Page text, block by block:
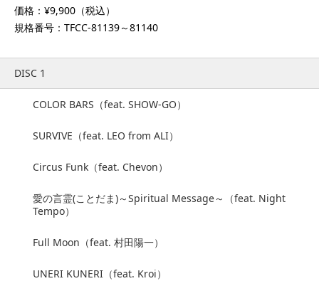
価格：¥9,900（税込）
規格番号：TFCC-81139～81140
DISC 1
COLOR BARS（feat. SHOW-GO）
SURVIVE（feat. LEO from ALI）
Circus Funk（feat. Chevon）
愛の言霊(ことだま)～Spiritual Message～（feat. Night
Tempo）
Full Moon（feat. 村田陽一）
UNERI KUNERI（feat. Kroi）